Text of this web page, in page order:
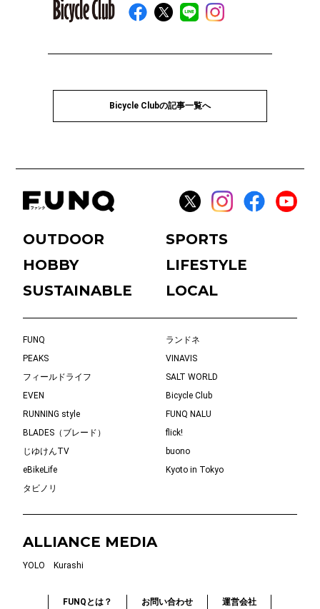
Bicycle Clubの記事一覧へ
OUTDOOR
SPORTS
HOBBY
LIFESTYLE
SUSTAINABLE
LOCAL
FUNQ
ランドネ
PEAKS
VINAVIS
フィールドライフ
SALT WORLD
EVEN
Bicycle Club
RUNNING style
FUNQ NALU
BLADES（ブレード）
flick!
じゆけんTV
buono
eBikeLife
Kyoto in Tokyo
タビノリ
ALLIANCE MEDIA
YOLO Kurashi
FUNQとは？ お問い合わせ 運営会社